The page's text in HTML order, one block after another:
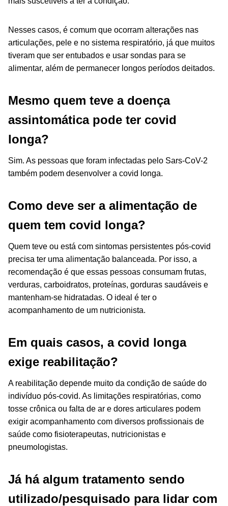
Nesses casos, é comum que ocorram alterações nas
articulações, pele e no sistema respiratório, já que muitos
tiveram que ser entubados e usar sondas para se
alimentar, além de permanecer longos períodos deitados.
Mesmo quem teve a doença
assintomática pode ter covid
longa?
Sim. As pessoas que foram infectadas pelo Sars-CoV-2
também podem desenvolver a covid longa.
Como deve ser a alimentação de
quem tem covid longa?
Quem teve ou está com sintomas persistentes pós-covid
precisa ter uma alimentação balanceada. Por isso, a
recomendação é que essas pessoas consumam frutas,
verduras, carboidratos, proteínas, gorduras saudáveis e
mantenham-se hidratadas. O ideal é ter o
acompanhamento de um nutricionista.
Em quais casos, a covid longa
exige reabilitação?
A reabilitação depende muito da condição de saúde do
indivíduo pós-covid. As limitações respiratórias, como
tosse crônica ou falta de ar e dores articulares podem
exigir acompanhamento com diversos profissionais de
saúde como fisioterapeutas, nutricionistas e
pneumologistas.
Já há algum tratamento sendo
utilizado/pesquisado para lidar com